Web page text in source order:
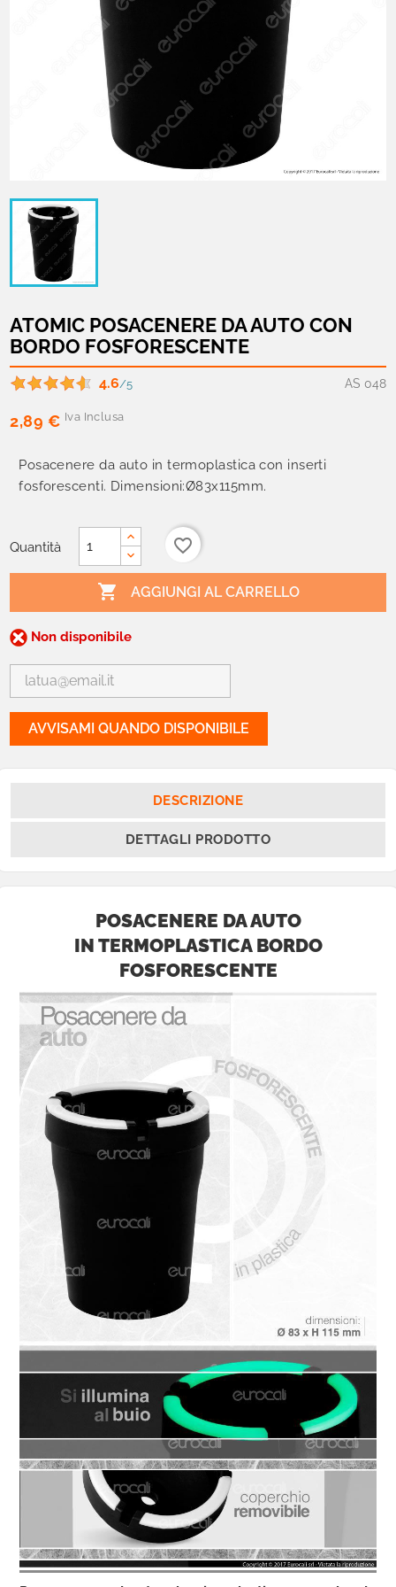
ATOMIC POSACENERE DA AUTO CON
BORDO FOSFORESCENTE
AS 048
4.6/5
2,89 € Iva Inclusa
Posacenere da auto in termoplastica con inserti
fosforescenti. Dimensioni:Ø83x115mm.
Quantità
 AGGIUNGI AL CARRELLO
favorite_border
Non disponibile
AVVISAMI QUANDO DISPONIBILE
DESCRIZIONE
DETTAGLI PRODOTTO
POSACENERE DA AUTO
IN TERMOPLASTICA BORDO
FOSFORESCENTE